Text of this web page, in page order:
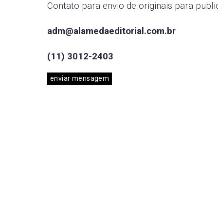
Contato para envio de originais para
adm@alamedaeditorial.com.br
(11) 3012-2403
enviar mensagem